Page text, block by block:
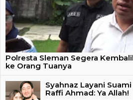
Polresta Sleman Segera
ke Orang Tuanya
Syahnaz Layani
Raffi Ahmad: Ya Allah!